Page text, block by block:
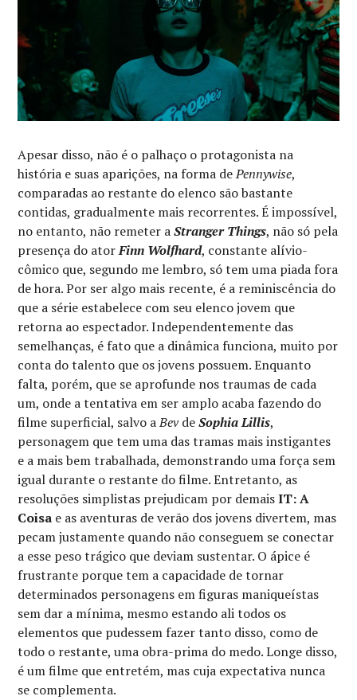
Apesar disso, não é o palhaço o protagonista na
história e suas aparições, na forma dePennywise,
comparadas ao restante do elenco são bastante
contidas, gradualmente mais recorrentes. É impossível,
no entanto, não remeter aStranger Things, não só pela
presença do atorFinn Wolfhard, constante alívio-
cômico que, segundo me lembro, só tem uma piada fora
de hora. Por ser algo mais recente, é a reminiscência do
que a série estabelece com seu elenco jovem que
retorna ao espectador. Independentemente das
semelhanças, é fato que a dinâmica funciona, muito por
conta do talento que os jovens possuem. Enquanto
falta, porém, que se aprofunde nos traumas de cada
um, onde a tentativa em ser amplo acaba fazendo do
filme superficial, salvo aBevdeSophia Lillis,
personagem que tem uma das tramas mais instigantes
e a mais bem trabalhada, demonstrando uma força sem
igual durante o restante do filme. Entretanto, as
resoluções simplistas prejudicam por demaisIT: A
Coisa e as aventuras de verão dos jovens divertem, mas
pecam justamente quando não conseguem se conectar
a esse peso trágico que deviam sustentar. O ápice é
frustrante porque tem a capacidade de tornar
determinados personagens em figuras maniqueístas
sem dar a mínima, mesmo estando ali todos os
elementos que pudessem fazer tanto disso, como de
todo o restante, uma obra-prima do medo. Longe disso,
é um filme que entretém, mas cuja expectativa nunca
se complementa.